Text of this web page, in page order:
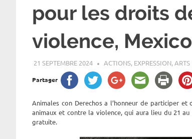
pour les droits
violence,
21 SEPTEMBRE 2024 ROGER LAHANA
ACTIONS, EXPRESSION, ARTS
Partager
Animales con Derechos a l’honneur de participer
animaux et contre la violence, qui aura lieu du 21
gratuite.